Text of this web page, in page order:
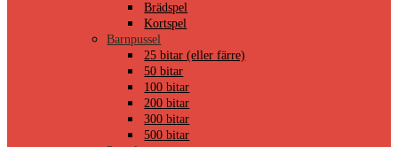
Brädspel
Kortspel
Barnpussel
25 bitar (eller färre)
50 bitar
100 bitar
200 bitar
300 bitar
500 bitar